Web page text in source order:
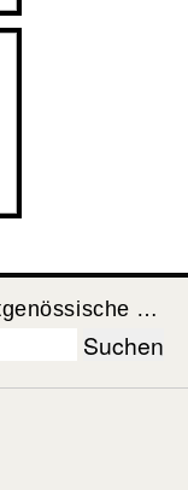
Galerie Wedding - Raum für zeitgenössische Kunst